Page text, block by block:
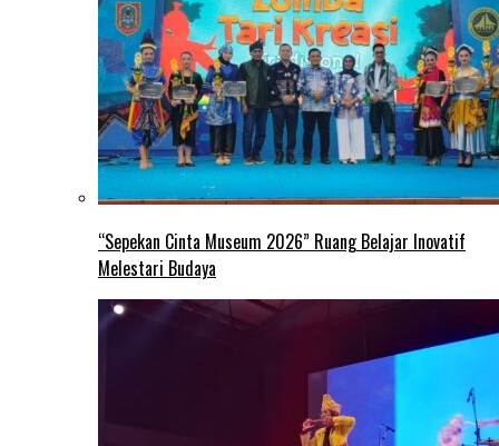
“Sepekan Cinta Museum 2026” Ruang Belajar Inovatif
Melestari Budaya